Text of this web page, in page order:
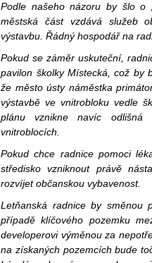
Podle našeho názoru by šlo o
městská část vzdává služeb
výstavbu. Řádný hospodář na
Pokud se záměr uskuteční,
pavilon školky Místecká, což by
že město ústy náměstka
výstavbě ve vnitrobloku vedle
plánu vznikne navíc
vnitroblocích.
Pokud chce radnice pomoci
středisko vzniknout právě
rozvíjet občanskou vybavenost.
Letňanská radnice by směnou
případě klíčového pozemku
developerovi výměnou za
na získaných pozemcích bude